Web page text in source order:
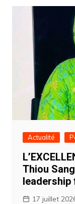
Actualité
Thiou
leadership
17 juillet